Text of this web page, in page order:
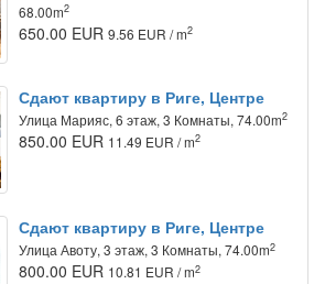
68.00m2
650.00 EUR 9.56 EUR / m2
Сдают квартиру в Риге, Центре
Улица Марияс, 6 этаж, 3 Комнаты, 74.00m2
850.00 EUR 11.49 EUR / m2
Сдают квартиру в Риге, Центре
Улица Авоту, 3 этаж, 3 Комнаты, 74.00m2
800.00 EUR 10.81 EUR / m2